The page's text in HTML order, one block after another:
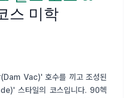
스 미학
(Dam Vac)' 호수를 끼고 조성된
스타일의 코스입니다. 90헥